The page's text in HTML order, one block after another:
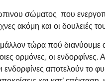
σώματος που
ακόμη και οι δουλειές
μάλλον τώρα πού
ορμόνες, οι
ενδορφίνες αποτελούν το